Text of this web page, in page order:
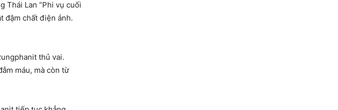
Thái Lan “Phi vụ cuối
đậm chất điện ảnh.
thủ vai.
máu, mà còn từ